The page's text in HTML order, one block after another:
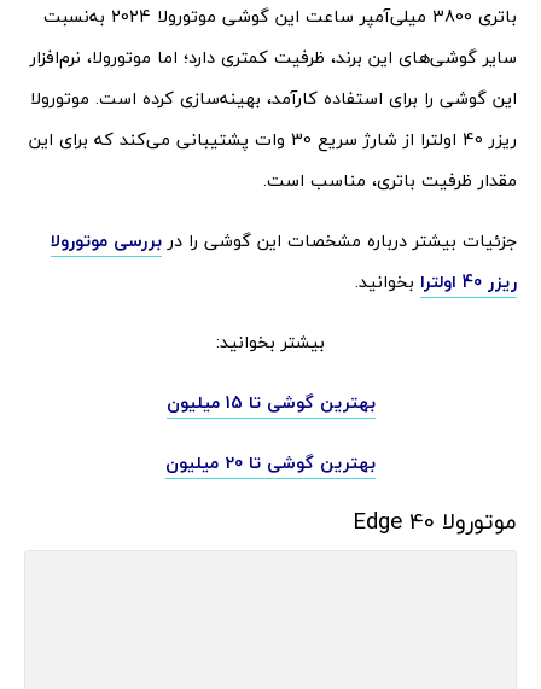
باتری 3800 میلی‌آمپر ساعت این گوشی موتورولا 2024 به‌نسبت
سایر گوشی‌های این برند، ظرفیت کمتری دارد؛ اما موتورولا، نرم‌افزار
این گوشی را برای استفاده کارآمد، بهینه‌سازی کرده است. موتورولا
ریزر 40 اولترا از شارژ سریع 30 وات پشتیبانی می‌کند که برای این
مقدار ظرفیت باتری، مناسب است.
جزئیات بیشتر درباره مشخصات این گوشی را در بررسی موتورولا
ریزر 40 اولترا
بخوانید.
بیشتر بخوانید:
بهترین گوشی تا 15 میلیون
بهترین گوشی تا 20 میلیون
موتورولا Edge 40